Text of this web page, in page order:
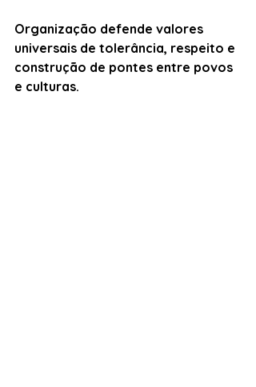
Organização defende valores
universais de tolerância, respeito e
construção de pontes entre povos
e culturas.